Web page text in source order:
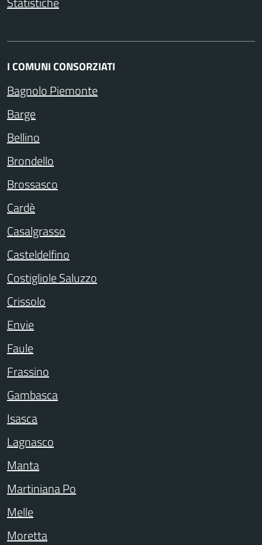
I COMUNI CONSORZIATI
Bagnolo Piemonte
Barge
Bellino
Brondello
Brossasco
Cardè
Casalgrasso
Casteldelfino
Costigliole Saluzzo
Crissolo
Envie
Faule
Frassino
Gambasca
Isasca
Lagnasco
Manta
Martiniana Po
Melle
Moretta